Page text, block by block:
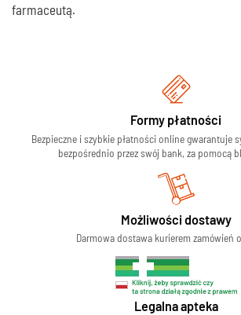
farmaceutą.
Formy płatności
Bezpieczne i szybkie płatności online gwarantuje
bezpośrednio przez swój bank, za pomocą
Możliwości dostawy
Darmowa dostawa kurierem zamówień
Legalna apteka